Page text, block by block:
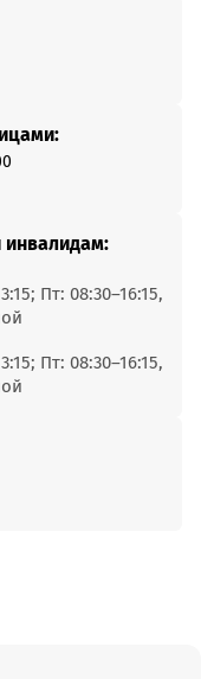
инвалидам:
Пт: 08:30–16:15,
Пт: 08:30–16:15,